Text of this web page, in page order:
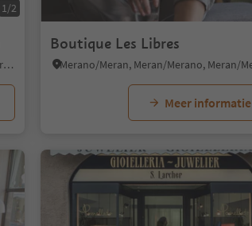
1/2
Merano/Meran, Meran/Merano, Meran/Merano and environs
Boutique Les Libres
Meer informatie